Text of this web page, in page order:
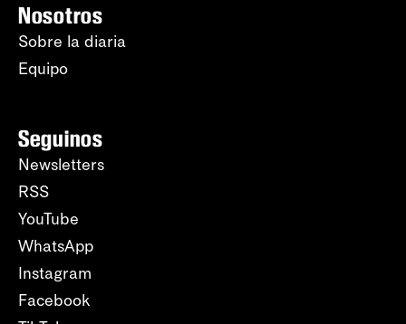
Nosotros
Sobre la diaria
Equipo
Seguinos
Newsletters
RSS
YouTube
WhatsApp
Instagram
Facebook